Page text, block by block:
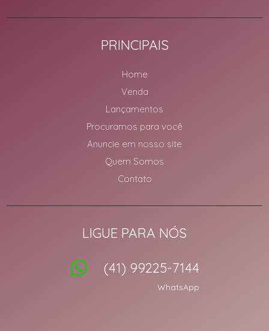
PRINCIPAIS
Home
Venda
Lançamentos
Procuramos para você
Anuncie em nosso site
Quem Somos
Contato
LIGUE PARA NÓS
(41) 99225-7144
WhatsApp